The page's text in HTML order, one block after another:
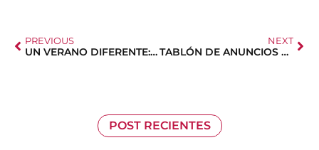
PREVIOUS
UN VERANO DIFERENTE: ¿TE APUNTAS?
NEXT
TABLÓN DE ANUNCIOS Y AVISOS
POST RECIENTES